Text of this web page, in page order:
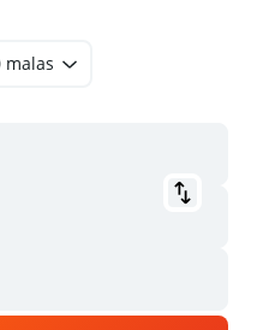
malas